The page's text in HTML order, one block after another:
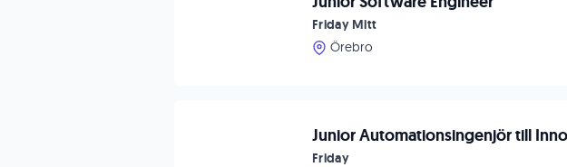
Friday Mitt
Örebro
Junior Automationsingenjör till
Friday